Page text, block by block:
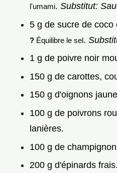
l'umami. Substitut:
5 g de sucre de coco
? Équilibre le sel.
1 g de poivre noir
150 g de carottes,
150 g d'oignons
100 g de poivrons
lanières.
100 g de
200 g d'épinards frais.